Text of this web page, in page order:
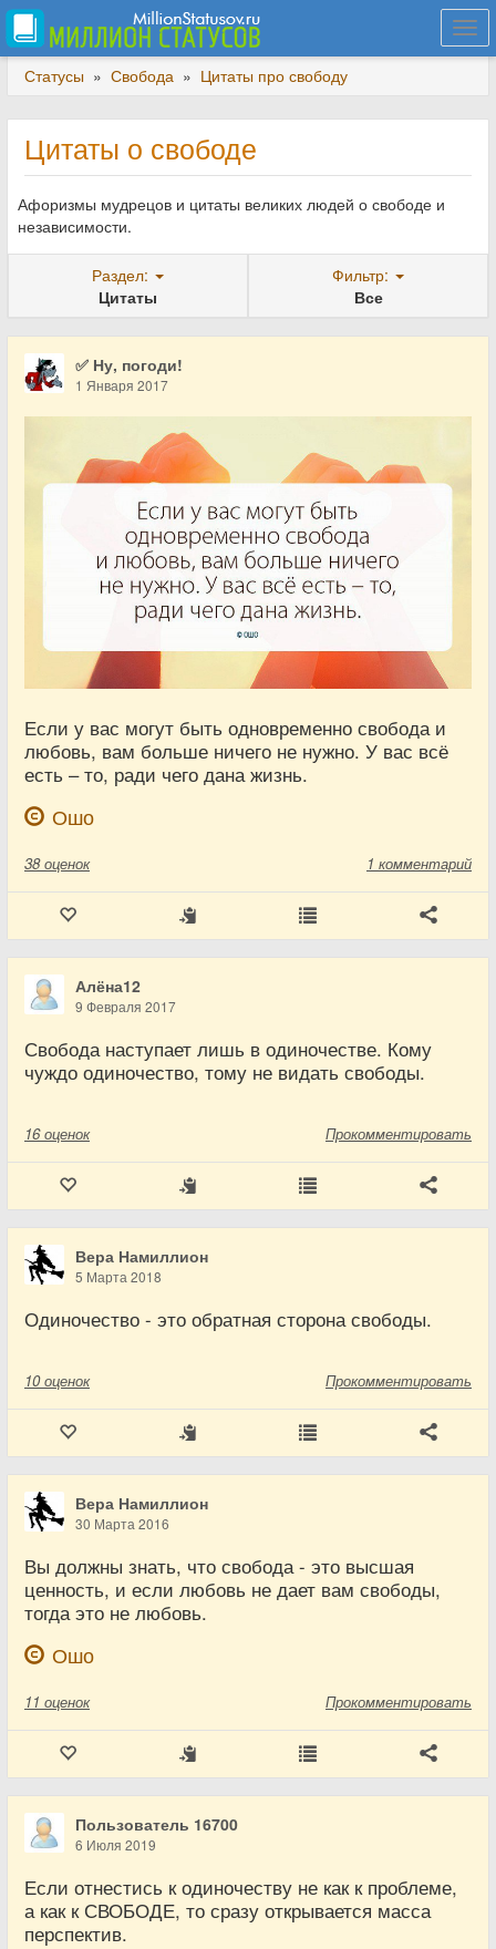
Статусы » Свобода » Цитаты про свободу
Цитаты о свободе
Афоризмы мудрецов и цитаты великих людей о свободе и
независимости.
Раздел:
Цитаты
Фильтр:
Все
✅ Ну, погоди!
1 Января 2017
Если у вас могут быть одновременно свобода и
любовь, вам больше ничего не нужно. У вас всё
есть – то, ради чего дана жизнь.
Ошо
38 оценок 1 комментарий
Алёна12
9 Февраля 2017
Свобода наступает лишь в одиночестве. Кому
чуждо одиночество, тому не видать свободы.
16 оценок Прокомментировать
Вера Намиллион
5 Марта 2018
Одиночество - это обратная сторона свободы.
10 оценок Прокомментировать
Вера Намиллион
30 Марта 2016
Вы должны знать, что свобода - это высшая
ценность, и если любовь не дает вам свободы,
тогда это не любовь.
Ошо
11 оценок Прокомментировать
Пользователь 16700
6 Июля 2019
Если отнестись к одиночеству не как к проблеме,
а как к СВОБОДЕ, то сразу открывается масса
перспектив.